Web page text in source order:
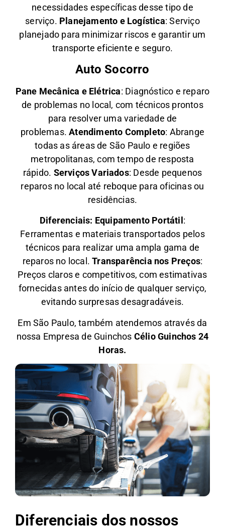
necessidades específicas desse tipo de
serviço. Planejamento e Logística: Serviço
planejado para minimizar riscos e garantir um
transporte eficiente e seguro.
Auto Socorro
Pane Mecânica e Elétrica: Diagnóstico e reparo
de problemas no local, com técnicos prontos
para resolver uma variedade de
problemas.Atendimento Completo: Abrange
todas as áreas de São Paulo e regiões
metropolitanas, com tempo de resposta
rápido. Serviços Variados: Desde pequenos
reparos no local até reboque para oficinas ou
residências.
Diferenciais: Equipamento Portátil :
Ferramentas e materiais transportados pelos
técnicos para realizar uma ampla gama de
reparos no local.Transparência nos Preços:
Preços claros e competitivos, com estimativas
fornecidas antes do início de qualquer serviço,
evitando surpresas desagradáveis.
Em São Paulo, também atendemos através da
nossa Empresa de Guinchos Célio Guinchos 24
Horas.
Diferenciais dos nossos